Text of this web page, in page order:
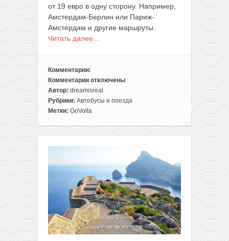
от 19 евро в одну сторону. Например,
Амстердам-Берлин или Париж-
Амстердам и другие маршруты.
Читать далее…
Комментарии:
Комментарии
к
записи
Поезда
19€
сторону!
(и
другие
маршруты)
отключены
Автор: dreamisreal
Рубрики: Автобусы и поезда
Метки: GoVolta